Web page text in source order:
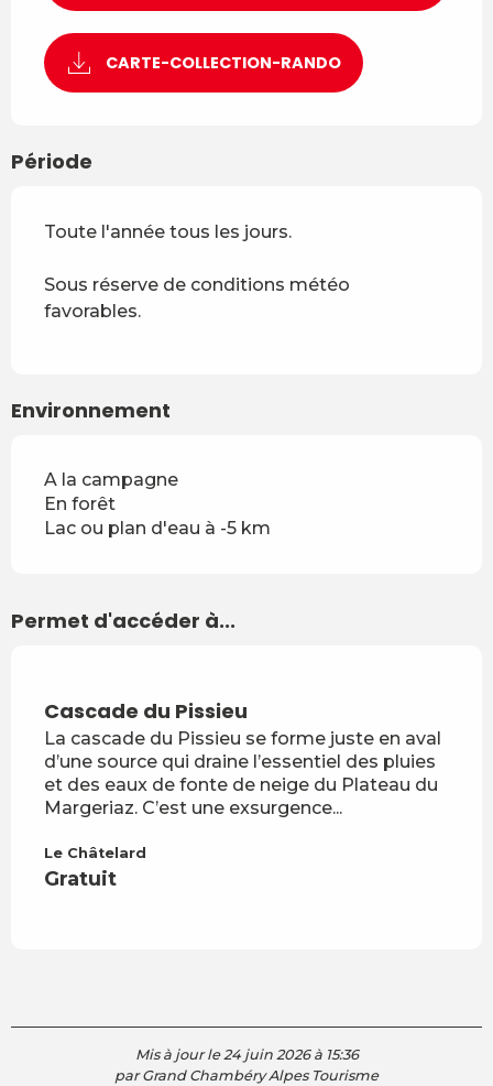
CARTE-COLLECTION-RANDO
Période
Toute l'année tous les jours.
Sous réserve de conditions météo
favorables.
Environnement
A la campagne
En forêt
Lac ou plan d'eau à -5 km
Permet d'accéder à...
Gratuit
Cascade du Pissieu
La cascade du Pissieu se forme juste en aval
d’une source qui draine l’essentiel des pluies
et des eaux de fonte de neige du Plateau du
Margeriaz. C’est une exsurgence...
Le Châtelard
Mis à jour le 24 juin 2026 à 15:36
par Grand Chambéry Alpes Tourisme